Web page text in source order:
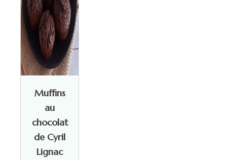
Muffins
au
chocolat
de Cyril
Lignac